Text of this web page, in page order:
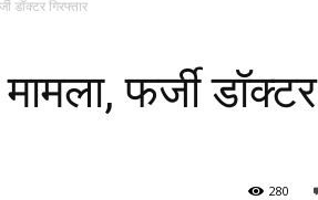
डॉक्टर गिरफ्तार
फर्जी डॉक्टर
280